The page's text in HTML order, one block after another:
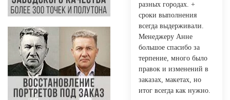
разных городах. +
сроки выполнения
всегда выдерживали.
Менеджеру Анне
большое спасибо за
терпение, много было
правок и изменений в
заказах, макетах, но
итог всегда как нужно.